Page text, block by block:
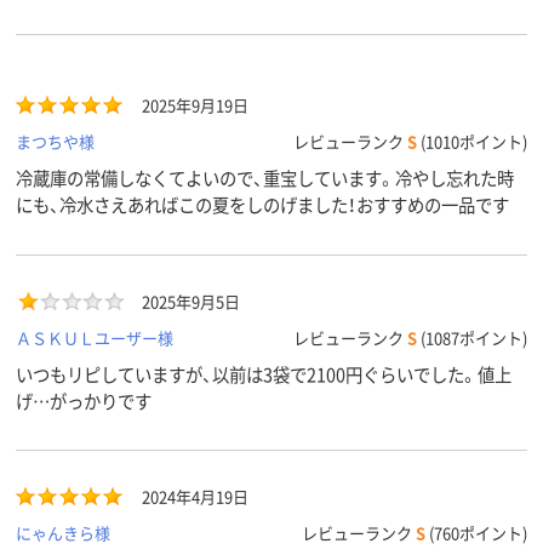
2025年9月19日
まつちや様
レビューランク S (1010ポイント)
冷蔵庫の常備しなくてよいので、重宝しています。冷やし忘れた時
にも、冷水さえあればこの夏をしのげました！おすすめの一品です
2025年9月5日
ＡＳＫＵＬユーザー様
レビューランク S (1087ポイント)
いつもリピしていますが、以前は3袋で2100円ぐらいでした。値上
げ…がっかりです
2024年4月19日
にゃんきら様
レビューランク S (760ポイント)